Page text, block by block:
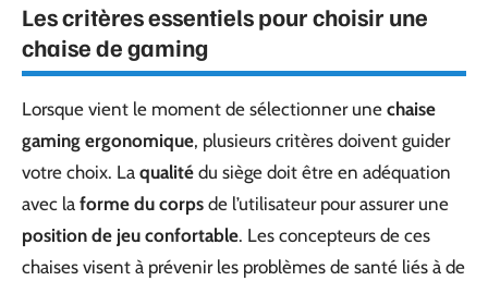
Les critères essentiels pour choisir une
chaise de gaming
Lorsque vient le moment de sélectionner une chaise
gaming ergonomique, plusieurs critères doivent guider
votre choix. La qualité du siège doit être en adéquation
avec la forme du corps de l’utilisateur pour assurer une
position de jeu confortable. Les concepteurs de ces
chaises visent à prévenir les problèmes de santé liés à de